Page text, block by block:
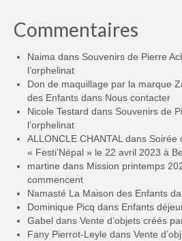
Commentaires
Naima dans Souvenirs de Pierre
l’orphelinat
Don de maquillage par la marque
des Enfants dans Nous contacter
Nicole Testard dans Souvenirs de
l’orphelinat
ALLONCLE CHANTAL dans Soirée
« Festi’Népal » le 22 avril 2023 à
martine dans Mission printemps
commencent
Namasté La Maison des Enfants
Dominique Picq dans Enfants
Gabel dans Vente d’objets créés
Fany Pierrot-Leyle dans Vente